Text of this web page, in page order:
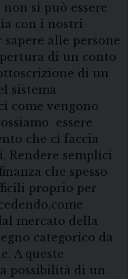
si può essere
con i nostri
alle persone
di un conto
di un
sistema
come vengono
essere
che ci faccia
Rendere semplici
che spesso
proprio per
mercato della
categorico da
A queste
possibilità di un